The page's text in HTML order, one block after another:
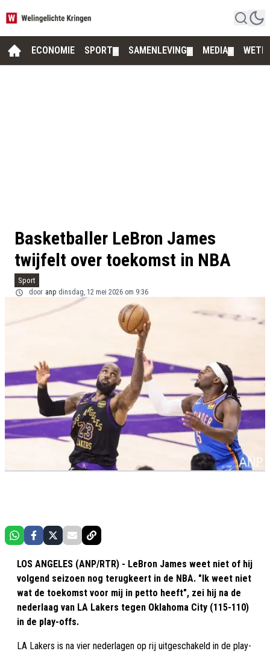
ECONOMIE SPORT SAMENLEVING MEDIA
Basketballer LeBron James
twijfelt over toekomst in NBA
Sport
door anp dinsdag, 12 mei 2026 om 9:36
LOS ANGELES (ANP/RTR) - LeBron James weet niet of hij
volgend seizoen nog terugkeert in de NBA. "Ik weet niet
wat de toekomst voor mij in petto heeft", zei hij na de
nederlaag van LA Lakers tegen Oklahoma City (115-110)
in de play-offs.
LA Lakers is na vier nederlagen op rij uitgeschakeld in de play-